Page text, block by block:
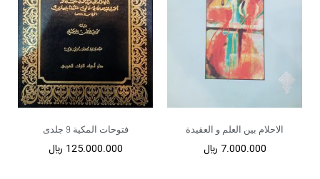
الاحلام بین العلم و العقیدة
7.000.000 ﷼
فتوحات المکیة 9 جلدی
125.000.000 ﷼